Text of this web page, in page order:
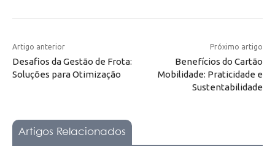
Artigo anterior
Desafios da Gestão de Frota:
Soluções para Otimização
Próximo artigo
Benefícios do Cartão
Mobilidade: Praticidade e
Sustentabilidade
Artigos Relacionados